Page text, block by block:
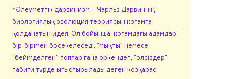
*Әлеуметтік дарвинизм – Чарльз Дарвиннің
биологиялық эволюция теориясын қоғамға
қолданатын идея. Ол бойынша, қоғамдағы адамдар
бір-бірімен бәсекелеседі, "мықты" немесе
"бейімделген" топтар ғана өркендеп, "әлсіздер"
табиғи түрде ығыстырылады деген көзқарас.